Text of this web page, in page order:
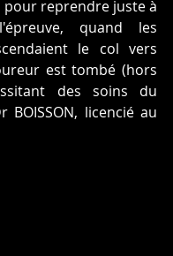
pour reprendre juste à
quand les
le col vers
est tombé (hors
des soins du
BOISSON, licencié au